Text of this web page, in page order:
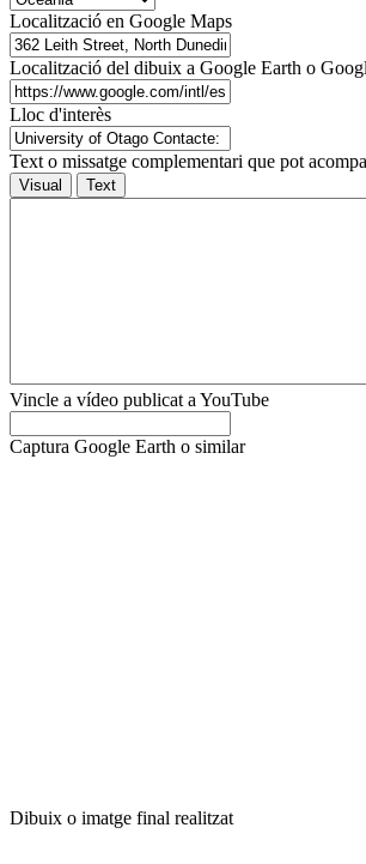
Localització en Google Maps
Localització del dibuix a Google Earth o
Lloc d'interès
Text o missatge complementari que pot
Visual Text
Vincle a vídeo publicat a YouTube
Captura Google Earth o similar
Dibuix o imatge final realitzat